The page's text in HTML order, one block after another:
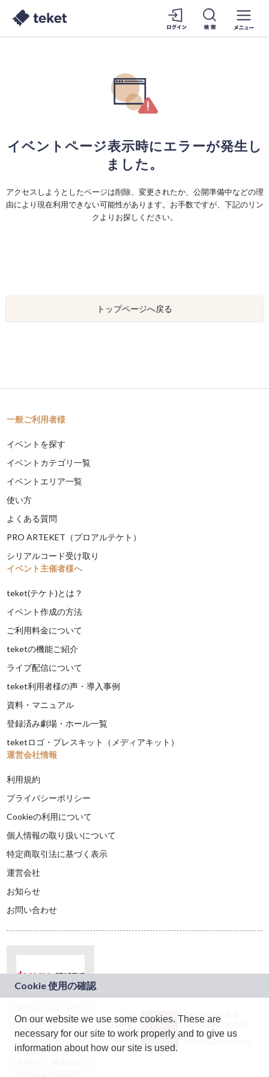
イベントページ表示時にエラーが発生し
ました。
アクセスしようとしたページは削除、変更されたか、公開準備中などの理
由により現在利用できない可能性があります。お手数ですが、下記のリン
クよりお探しください。
トップページへ戻る
一般ご利用者様
イベントを探す
イベントカテゴリ一覧
イベントエリア一覧
使い方
よくある質問
PRO ARTEKET（プロアルテケト）
シリアルコード受け取り
イベント主催者様へ
teket(テケト)とは？
イベント作成の方法
ご利用料金について
teketの機能ご紹介
ライブ配信について
teket利用者様の声・導入事例
資料・マニュアル
登録済み劇場・ホール一覧
teketロゴ・プレスキット（メディアキット）
運営会社情報
利用規約
プライバシーポリシー
Cookieの利用について
個人情報の取り扱いについて
特定商取引法に基づく表示
運営会社
お知らせ
お問い合わせ
ドコモグループの新
規事業創出プログラ
ム「docomo
STARTUP」を通じて
JASRAC許諾番号：
9024936001Y45037
JASRAC許諾番号：
On our website we use some cookies. These are
necessary for our site to work properly and to give us
information about how our site is used.